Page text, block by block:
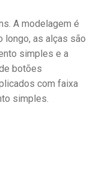
A modelagem é
longo, as alças são
simples e a
botões
com faixa
simples.